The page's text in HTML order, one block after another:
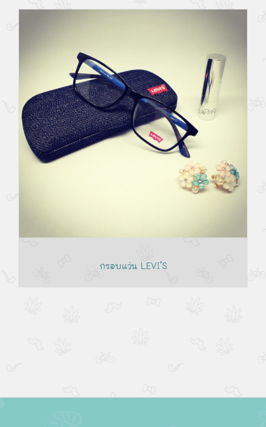
กรอบแว่น LEVI’S